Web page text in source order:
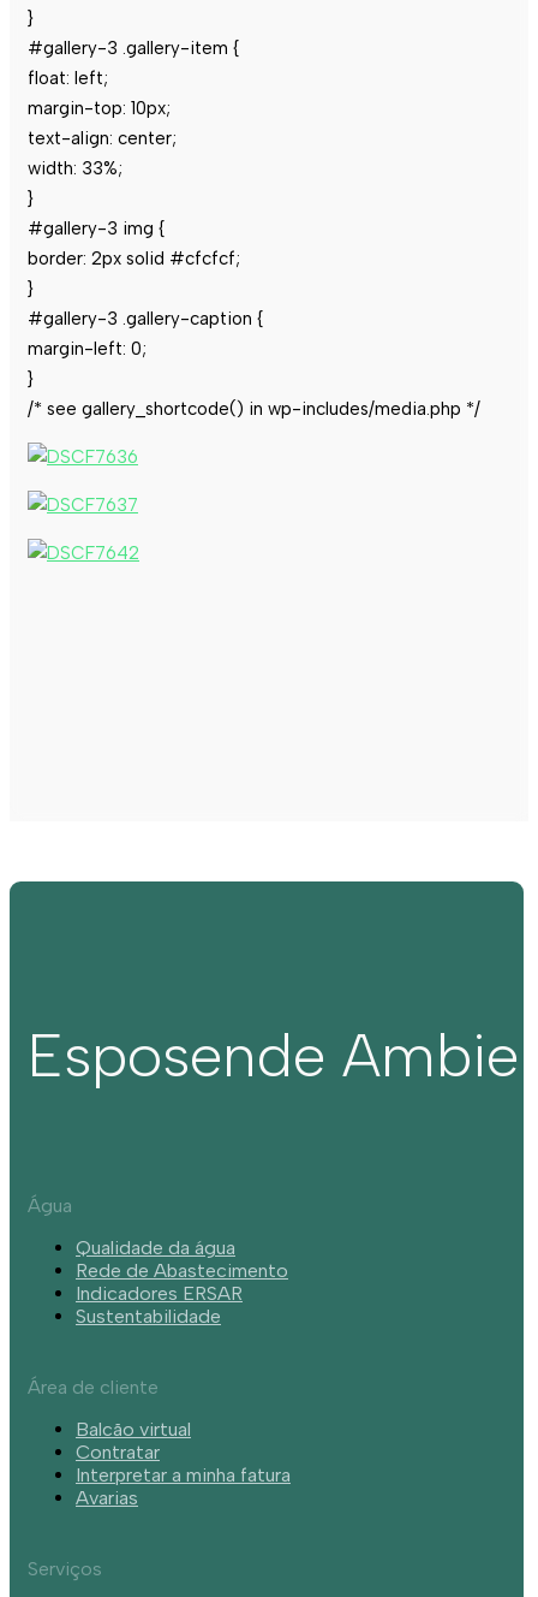
}
#gallery-3 .gallery-item {
float: left;
margin-top: 10px;
text-align: center;
width: 33%;
}
#gallery-3 img {
border: 2px solid #cfcfcf;
}
#gallery-3 .gallery-caption {
margin-left: 0;
}
/* see gallery_shortcode() in wp-includes/media.php */
Esposende
Água
Qualidade da água
Rede de Abastecimento
Indicadores ERSAR
Sustentabilidade
Área de cliente
Balcão virtual
Contratar
Interpretar a minha fatura
Avarias
Serviços